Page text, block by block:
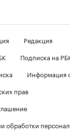
Редакция
Подписка на
Информация
прав
обработки